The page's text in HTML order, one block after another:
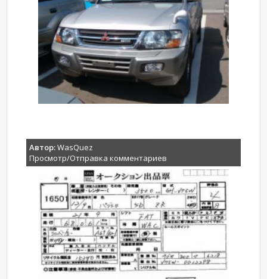
Автор:WasQuez
Просмотр/Отправка комментариев